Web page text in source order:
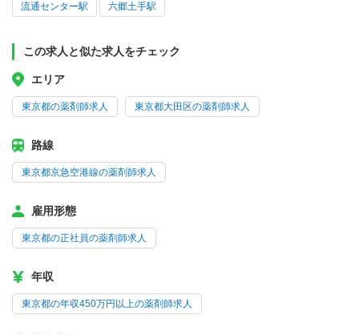
流通センター駅 六郷土手駅
この求人と似た求人をチェック
エリア
東京都の薬剤師求人 東京都大田区の薬剤師求人
路線
東京都京急空港線の薬剤師求人
雇用形態
東京都の正社員の薬剤師求人
年収
東京都の年収450万円以上の薬剤師求人